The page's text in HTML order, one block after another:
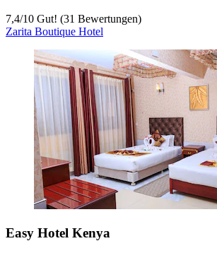
7,4/10 Gut! (31 Bewertungen)
Zarita Boutique Hotel
Easy Hotel Kenya